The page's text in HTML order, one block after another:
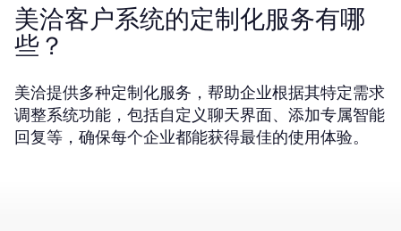
美洽客户系统的定制化服务有哪
些？
美洽提供多种定制化服务，帮助企业根据其特定需求
调整系统功能，包括自定义聊天界面、添加专属智能
回复等，确保每个企业都能获得最佳的使用体验。